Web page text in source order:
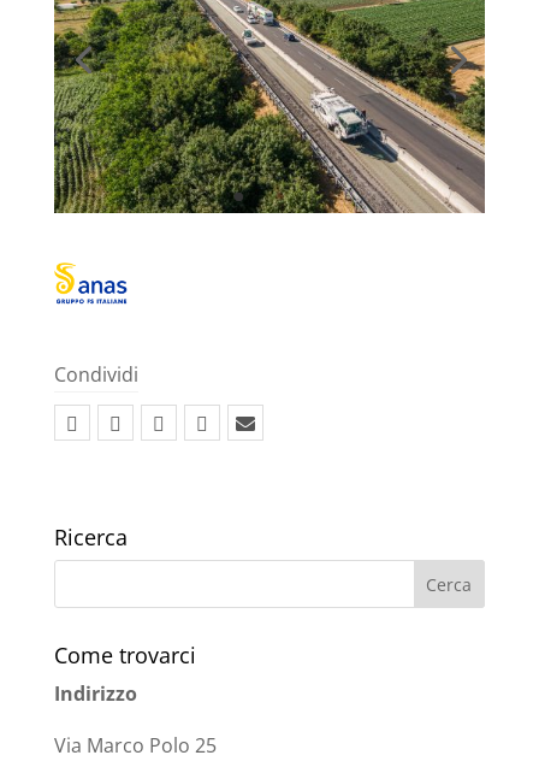
Condividi
Ricerca
Come trovarci
Indirizzo
Via Marco Polo 25